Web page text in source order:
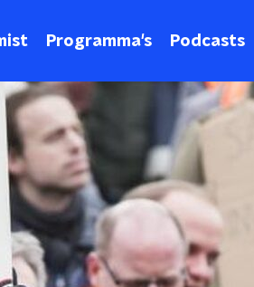
Programma's Podcasts